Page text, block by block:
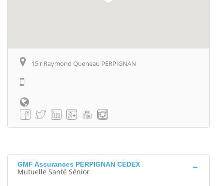
15 r Raymond Queneau PERPIGNAN
GMF Assurances PERPIGNAN CEDEX
Mutuelle Santé Sénior